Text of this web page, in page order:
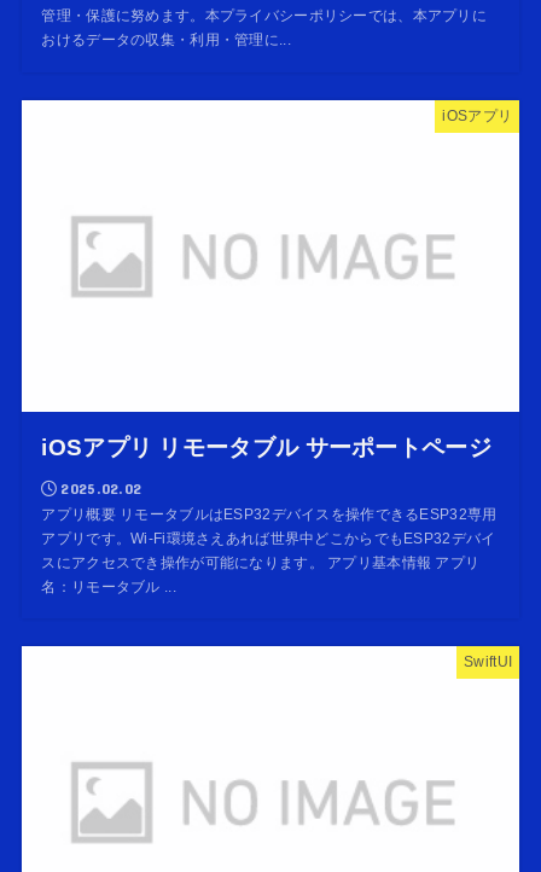
管理・保護に努めます。本プライバシーポリシーでは、本アプリに
おけるデータの収集・利用・管理に...
iOSアプリ
iOSアプリ リモータブル サーポートページ
2025.02.02
アプリ概要 リモータブルはESP32デバイスを操作できるESP32専用
アプリです。Wi-Fi環境さえあれば世界中どこからでもESP32デバイ
スにアクセスでき操作が可能になります。 アプリ基本情報 アプリ
名：リモータブル ...
SwiftUI